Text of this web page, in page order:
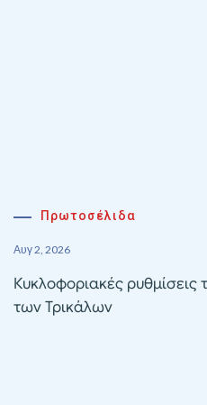
Πρωτοσέλιδα
Αυγ 2, 2026
Κυκλοφοριακές
των Τρικάλων